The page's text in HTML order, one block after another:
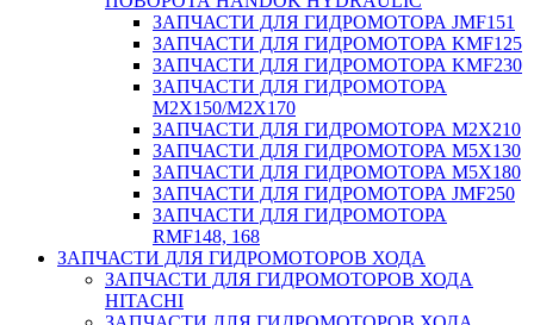
ЗАПЧАСТИ ДЛЯ ГИДРОМОТОРА JMF151
ЗАПЧАСТИ ДЛЯ ГИДРОМОТОРА KMF125
ЗАПЧАСТИ ДЛЯ ГИДРОМОТОРА KMF230
ЗАПЧАСТИ ДЛЯ ГИДРОМОТОРА
M2X150/M2X170
ЗАПЧАСТИ ДЛЯ ГИДРОМОТОРА M2X210
ЗАПЧАСТИ ДЛЯ ГИДРОМОТОРА M5X130
ЗАПЧАСТИ ДЛЯ ГИДРОМОТОРА M5X180
ЗАПЧАСТИ ДЛЯ ГИДРОМОТОРА JMF250
ЗАПЧАСТИ ДЛЯ ГИДРОМОТОРА
RMF148, 168
ЗАПЧАСТИ ДЛЯ ГИДРОМОТОРОВ ХОДА
ЗАПЧАСТИ ДЛЯ ГИДРОМОТОРОВ ХОДА
HITACHI